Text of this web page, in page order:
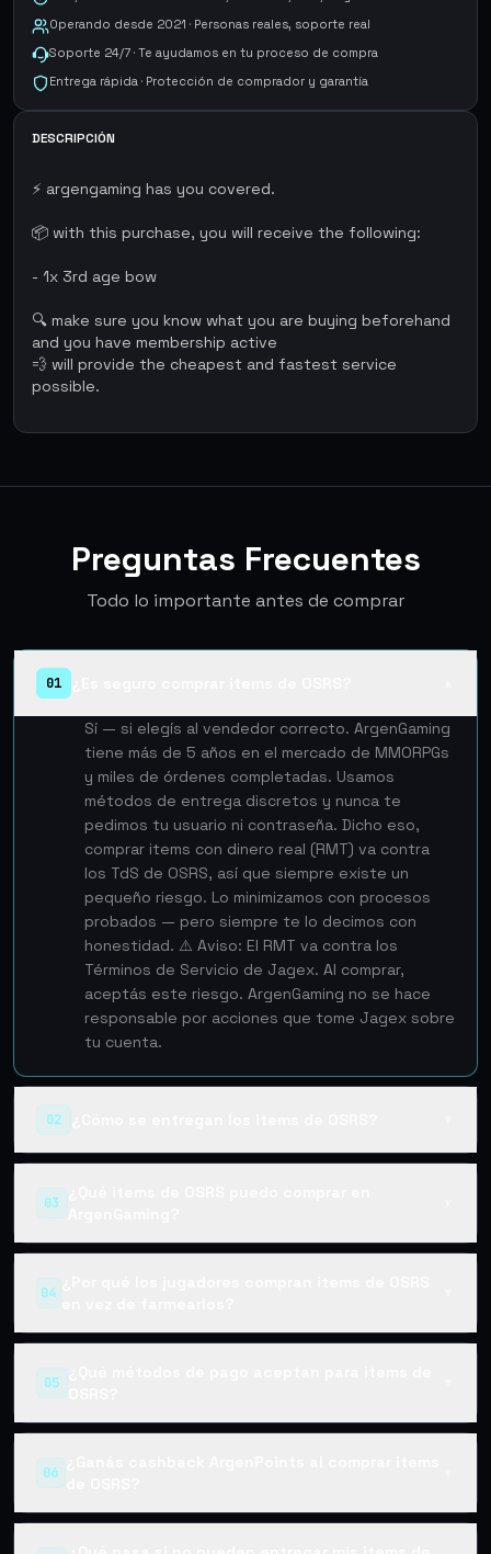
Operando desde 2021 · Personas reales, soporte real
Soporte 24/7 · Te ayudamos en tu proceso de compra
Entrega rápida · Protección de comprador y garantía
DESCRIPCIÓN
⚡ argengaming has you covered.
📦 with this purchase, you will receive the following:
- 1x 3rd age bow
🔍 make sure you know what you are buying beforehand
and you have membership active
💨 will provide the cheapest and fastest service
possible.
Preguntas Frecuentes
Todo lo importante antes de comprar
01
Sí — si elegís al vendedor correcto. ArgenGaming
tiene más de 5 años en el mercado de MMORPGs
y miles de órdenes completadas. Usamos
métodos de entrega discretos y nunca te
pedimos tu usuario ni contraseña. Dicho eso,
comprar items con dinero real (RMT) va contra
los TdS de OSRS, así que siempre existe un
pequeño riesgo. Lo minimizamos con procesos
probados — pero siempre te lo decimos con
honestidad. ⚠️ Aviso: El RMT va contra los
Términos de Servicio de Jagex. Al comprar,
aceptás este riesgo. ArgenGaming no se hace
responsable por acciones que tome Jagex sobre
tu cuenta.
02
03
¿Qué items de OSRS puedo comprar en
ArgenGaming?
04
¿Por qué los jugadores compran items de OSRS
en vez de farmearlos?
05
¿Qué métodos de pago aceptan para items de
OSRS?
06
¿Ganás cashback ArgenPoints al comprar items
de OSRS?